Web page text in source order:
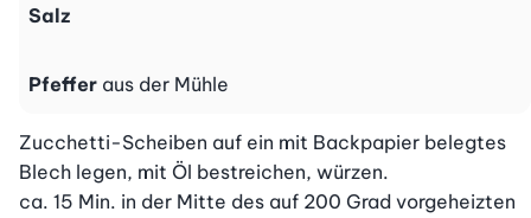
Salz
Pfeffer aus der Mühle
Zucchetti-Scheiben auf ein mit Backpapier belegtes
Blech legen, mit Öl bestreichen, würzen.
ca. 15 Min. in der Mitte des auf 200 Grad vorgeheizten